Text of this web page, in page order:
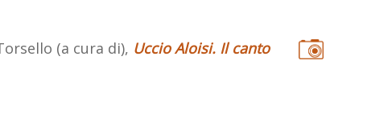
(a cura di), Uccio Aloisi. Il canto